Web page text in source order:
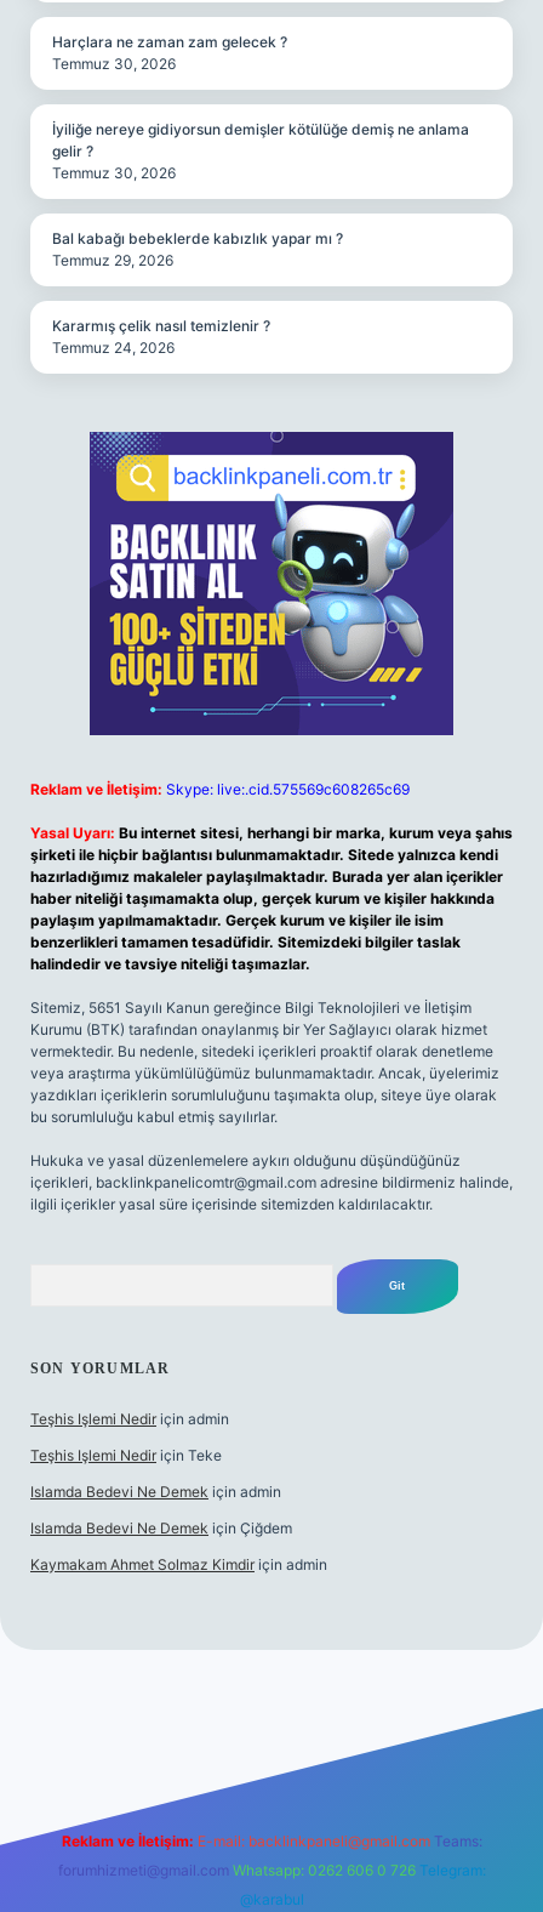
Harçlara ne zaman zam gelecek ?
Temmuz 30, 2026
İyiliğe nereye gidiyorsun demişler kötülüğe demiş ne anlama
gelir ?
Temmuz 30, 2026
Bal kabağı bebeklerde kabızlık yapar mı ?
Temmuz 29, 2026
Kararmış çelik nasıl temizlenir ?
Temmuz 24, 2026
Reklam ve İletişim: Skype: live:.cid.575569c608265c69
Yasal Uyarı: Bu internet sitesi, herhangi bir marka, kurum veya şahıs
şirketi ile hiçbir bağlantısı bulunmamaktadır. Sitede yalnızca kendi
hazırladığımız makaleler paylaşılmaktadır. Burada yer alan içerikler
haber niteliği taşımamakta olup, gerçek kurum ve kişiler hakkında
paylaşım yapılmamaktadır. Gerçek kurum ve kişiler ile isim
benzerlikleri tamamen tesadüfidir. Sitemizdeki bilgiler taslak
halindedir ve tavsiye niteliği taşımazlar.
Sitemiz, 5651 Sayılı Kanun gereğince Bilgi Teknolojileri ve İletişim
Kurumu (BTK) tarafından onaylanmış bir Yer Sağlayıcı olarak hizmet
vermektedir. Bu nedenle, sitedeki içerikleri proaktif olarak denetleme
veya araştırma yükümlülüğümüz bulunmamaktadır. Ancak, üyelerimiz
yazdıkları içeriklerin sorumluluğunu taşımakta olup, siteye üye olarak
bu sorumluluğu kabul etmiş sayılırlar.
Hukuka ve yasal düzenlemelere aykırı olduğunu düşündüğünüz
içerikleri, backlinkpanelicomtr@gmail.com adresine bildirmeniz halinde,
ilgili içerikler yasal süre içerisinde sitemizden kaldırılacaktır.
SON YORUMLAR
Teşhis Işlemi Nedir için admin
Teşhis Işlemi Nedir için Teke
Islamda Bedevi Ne Demek için admin
Islamda Bedevi Ne Demek için Çiğdem
Kaymakam Ahmet Solmaz Kimdir için admin
Reklam ve İletişim: E-mail: backlinkpaneli@gmail.com Teams:
forumhizmeti@gmail.com Whatsapp: 0262 606 0 726 Telegram:
@karabul